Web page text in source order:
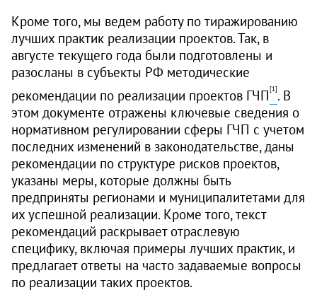
Кроме того, мы ведем работу по тиражированию
лучших практик реализации проектов. Так, в
августе текущего года были подготовлены и
разосланы в субъекты РФ методические
рекомендации по реализации проектов ГЧП[1]. В
этом документе отражены ключевые сведения о
нормативном регулировании сферы ГЧП с учетом
последних изменений в законодательстве, даны
рекомендации по структуре рисков проектов,
указаны меры, которые должны быть
предприняты регионами и муниципалитетами для
их успешной реализации. Кроме того, текст
рекомендаций раскрывает отраслевую
специфику, включая примеры лучших практик, и
предлагает ответы на часто задаваемые вопросы
по реализации таких проектов.